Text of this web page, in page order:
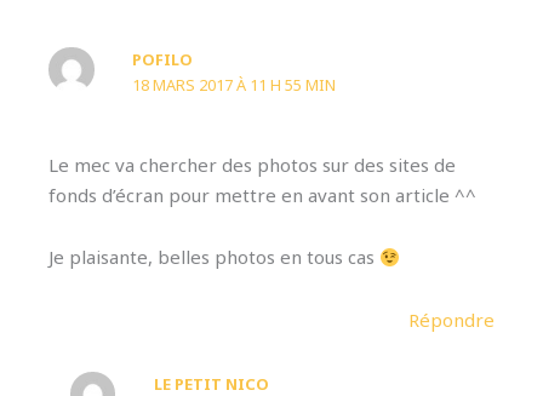
POFILO
18 MARS 2017 À 11 H 55 MIN
Le mec va chercher des photos sur des sites de
fonds d’écran pour mettre en avant son article ^^
Je plaisante, belles photos en tous cas
Répondre
LE PETIT NICO